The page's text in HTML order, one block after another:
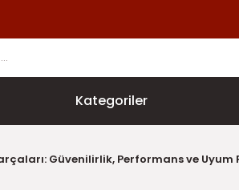
Kategoriler
Güvenilirlik, Performans ve Uyum